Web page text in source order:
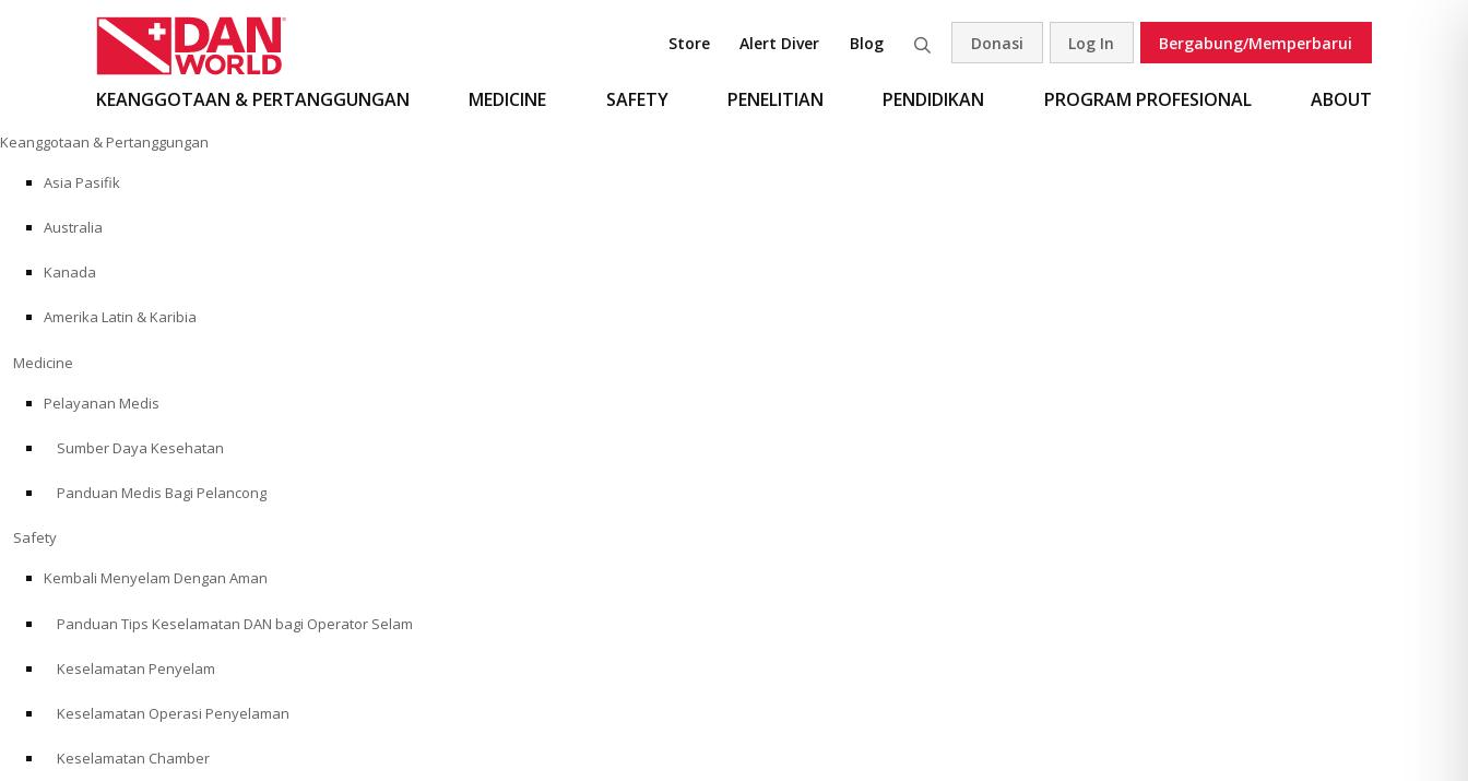
ke
konten
Store Alert Diver Blog Pencarian
Donasi Log In Bergabung/Memperbarui
KEANGGOTAAN & PERTANGGUNGAN MEDICINE SAFETY PENELITIAN PENDIDIKAN PROGRAM PROFESIONAL ABOUT
Keanggotaan & Pertanggungan
Asia Pasifik
Australia
Kanada
Amerika Latin & Karibia
Medicine
Pelayanan Medis
Sumber Daya Kesehatan
Panduan Medis Bagi Pelancong
Safety
Kembali Menyelam Dengan Aman
Panduan Tips Keselamatan DAN bagi Operator Selam
Keselamatan Penyelam
Keselamatan Operasi Penyelaman
Keselamatan Chamber